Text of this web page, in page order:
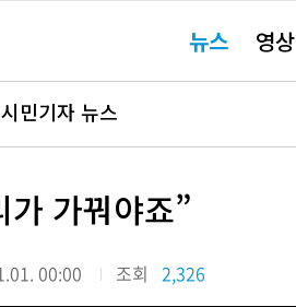
요뉴스 영상
시민기자 뉴스
가꿔야죠”
00:00 조회 2,326